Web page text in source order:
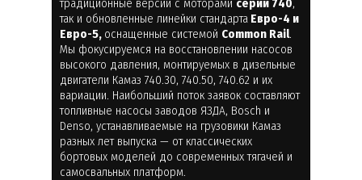
так и обновленные линейки стандарта Евро-4 и
Евро-5, оснащенные системой Common Rail.
Мы фокусируемся на восстановлении насосов
высокого давления, монтируемых в дизельные
двигатели Камаз 740.30, 740.50, 740.62 и их
вариации. Наибольший поток заявок составляют
топливные насосы заводов ЯЗДА, Bosch и
Denso, устанавливаемые на грузовики Камаз
разных лет выпуска — от классических
бортовых моделей до современных тягачей и
самосвальных платформ.